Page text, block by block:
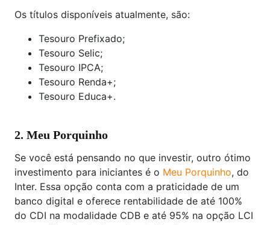
Os títulos disponíveis atualmente, são:
Tesouro Prefixado;
Tesouro Selic;
Tesouro IPCA;
Tesouro Renda+;
Tesouro Educa+.
2. Meu Porquinho
Se você está pensando no que investir, outro ótimo
investimento para iniciantes é o Meu Porquinho, do
Inter. Essa opção conta com a praticidade de um
banco digital e oferece rentabilidade de até 100%
do CDI na modalidade CDB e até 95% na opção LCI